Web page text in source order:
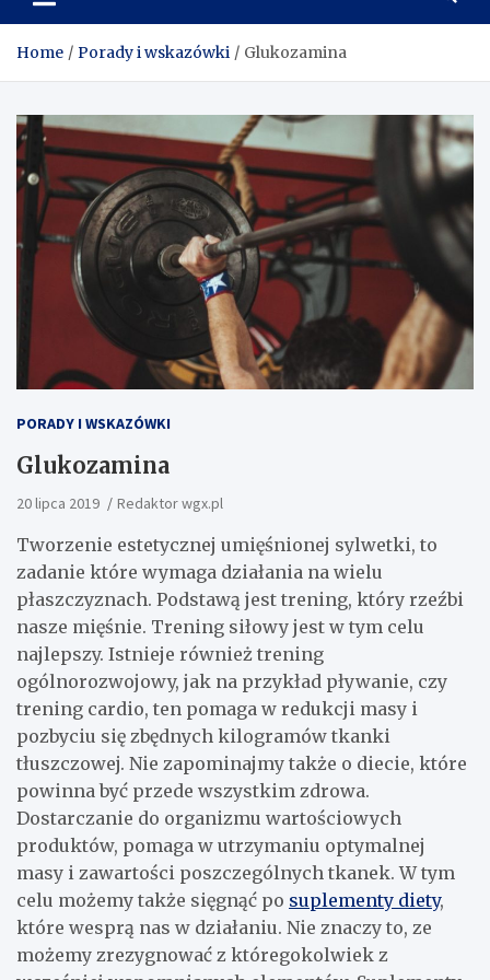
wskazówek o siłowni,
odżywkach i suplementacji
Home Porady i wskazówki Glukozamina
PORADY I WSKAZÓWKI
Glukozamina
20 lipca 2019 Redaktor wgx.pl
Tworzenie estetycznej umięśnionej sylwetki, to
zadanie które wymaga działania na wielu
płaszczyznach. Podstawą jest trening, który rzeźbi
nasze mięśnie. Trening siłowy jest w tym celu
najlepszy. Istnieje również trening
ogólnorozwojowy, jak na przykład pływanie, czy
trening cardio, ten pomaga w redukcji masy i
pozbyciu się zbędnych kilogramów tkanki
tłuszczowej. Nie zapominajmy także o diecie, które
powinna być przede wszystkim zdrowa.
Dostarczanie do organizmu wartościowych
produktów, pomaga w utrzymaniu optymalnej
masy i zawartości poszczególnych tkanek. W tym
celu możemy także sięgnąć po suplementy diety,
które wesprą nas w działaniu. Nie znaczy to, ze
możemy zrezygnować z któregokolwiek z